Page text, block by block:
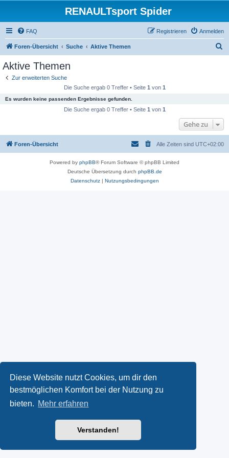
Diese Website nutzt Cookies, um dir den
bestmöglichen Komfort bei der Nutzung zu
bieten. Mehr erfahren
Verstanden!
RENAULTsport Spider
FAQ Anmelden
Registrieren
Foren-Übersicht Suche Aktive Themen
Aktive Themen
Zur erweiterten Suche
Die Suche ergab 0 Treffer • Seite 1 von 1
Es wurden keine passenden Ergebnisse gefunden.
Die Suche ergab 0 Treffer • Seite 1 von 1
Gehe zu
Foren-Übersicht Alle Zeiten sind UTC+02:00
Powered by phpBB® Forum Software © phpBB Limited
Deutsche Übersetzung durch phpBB.de
Datenschutz| Nutzungsbedingungen